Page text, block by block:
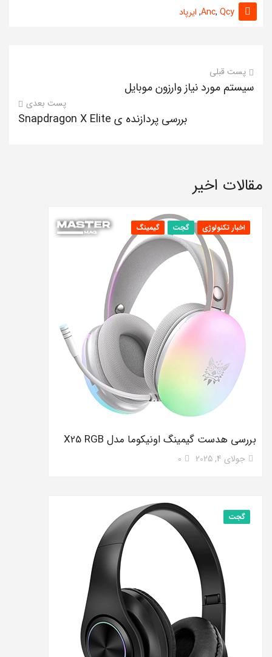
Anc, Qcy
, ایرپاد
پست قبلی
سیستم مورد نیاز وارزون موبایل
پست بعدی
بررسی پردازنده ی Snapdragon X Elite
مقالات اخیر
اخبار تکنولوژی گجت گیمینگ
بررسی هدست گیمینگ اونیکوما مدل X25 RGB
جولای 4, 2025 0
گجت